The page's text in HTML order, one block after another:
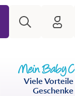
Viele
Geschenke